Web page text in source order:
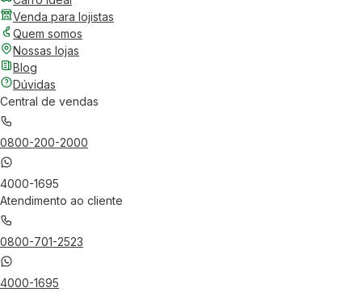
Venda para lojistas
Quem somos
Nossas lojas
Blog
Dúvidas
Central de vendas
0800-200-2000
4000-1695
Atendimento ao cliente
0800-701-2523
4000-1695